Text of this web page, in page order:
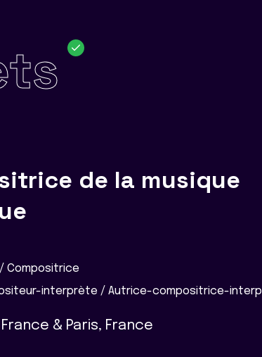
de la musique
Compositrice
interprète / Autrice-compositrice-
France & Paris, France